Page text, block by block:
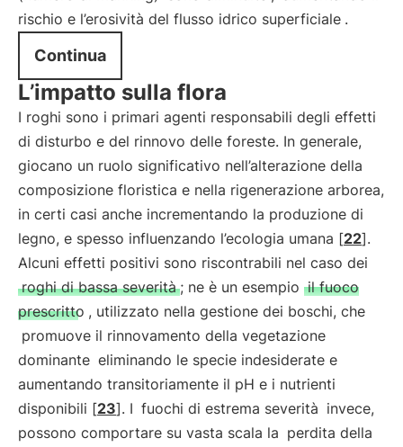
rischio e l’erosività del flusso idrico superficiale .
Continua
L’impatto sulla flora
I roghi sono i primari agenti responsabili degli effetti
di disturbo e del rinnovo delle foreste. In generale,
giocano un ruolo significativo nell’alterazione della
composizione floristica e nella rigenerazione arborea,
in certi casi anche incrementando la produzione di
legno, e spesso influenzando l’ecologia umana [22].
Alcuni effetti positivi sono riscontrabili nel caso dei
roghi di bassa severità ; ne è un esempio il fuoco
prescritto , utilizzato nella gestione dei boschi, che
promuove il rinnovamento della vegetazione
dominante eliminando le specie indesiderate e
aumentando transitoriamente il pH e i nutrienti
disponibili [23]. I fuochi di estrema severità invece,
possono comportare su vasta scala la perdita della